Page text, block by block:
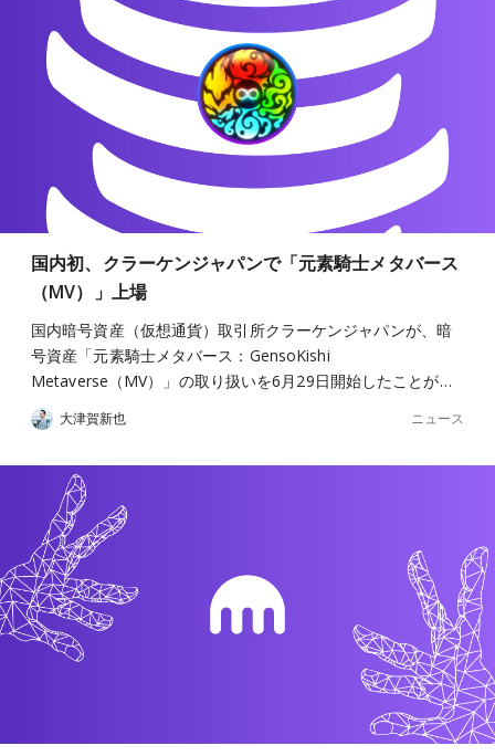
国内初、クラーケンジャパンで「元素騎士メタバース
（MV）」上場
国内暗号資産（仮想通貨）取引所クラーケンジャパンが、暗
号資産「元素騎士メタバース：GensoKishi
Metaverse（MV）」の取り扱いを6月29日開始したことが…
大津賀新也 ニュース